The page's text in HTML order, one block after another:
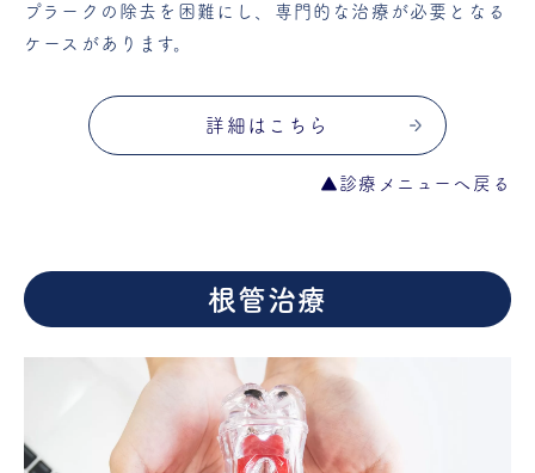
プラークの除去を困難にし、専門的な治療が必要となる
ケースがあります。
詳細はこちら
▲診療メニューへ戻る
根管治療